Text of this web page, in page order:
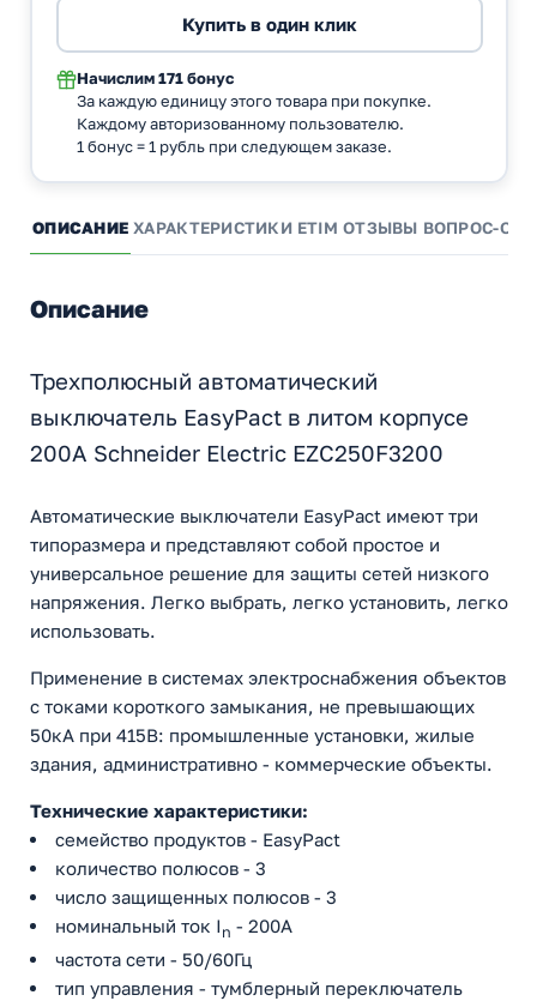
Начислим 171 бонус
За каждую единицу этого товара при покупке.
Каждому авторизованному пользователю.
1 бонус = 1 рубль при следующем заказе.
ОПИСАНИЕ ХАРАКТЕРИСТИКИ ETIM ОТЗЫВЫ ВОПРОС-
Описание
Трехполюсный автоматический
выключатель EasyPact в литом корпусе
200А Schneider Electric EZC250F3200
Автоматические выключатели EasyPact имеют три
типоразмера и представляют собой простое и
универсальное решение для защиты сетей низкого
напряжения. Легко выбрать, легко установить, легко
использовать.
Применение в системах электроснабжения объектов
с токами короткого замыкания, не превышающих
50кА при 415В: промышленные установки, жилые
здания, административно - коммерческие объекты.
Технические характеристики:
семейство продуктов - EasyPact
количество полюсов - 3
число защищенных полюсов - 3
номинальный ток I n - 200A
частота сети - 50/60Гц
тип управления - тумблерный переключатель